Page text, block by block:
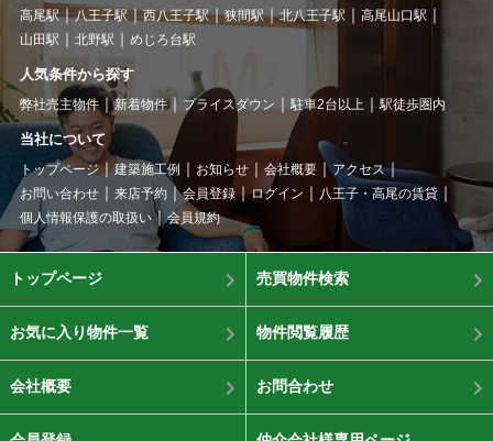
高尾駅 八王子駅 西八王子駅 狭間駅 北八王子駅
高尾山口駅
山田駅
北野駅 めじろ台駅
人気条件から探す
弊社売主物件 新着物件 プライスダウン 駐車2台以上 駅徒歩圏内
当社について
トップページ 建築施工例 お知らせ 会社概要
アクセス
お問い合わせ
来店予約 会員登録 ログイン
八王子・高尾の賃貸
個人情報保護の取扱い
会員規約
トップページ 売買物件検索
お気に入り物件一覧 物件閲覧履歴
会社概要 お問合わせ